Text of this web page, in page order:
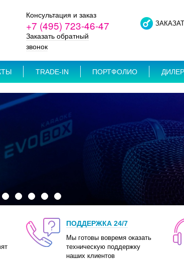
Консультация и заказ
+7 (495) 723-46-47
Заказать обратный
звонок
TRADE-IN ПОРТФОЛИО
ПОДДЕРЖКА 24/7
Мы готовы вовремя оказать
техническую поддержку
наших клиентов